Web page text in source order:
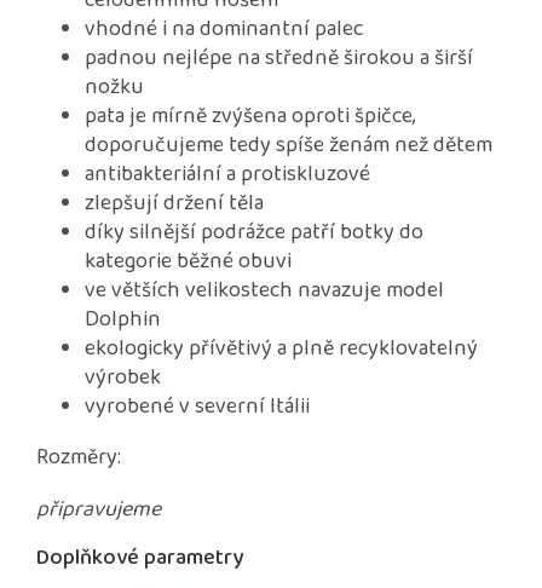
vhodné i na dominantní palec
padnou nejlépe na středně širokou a širší
nožku
pata je mírně zvýšena oproti špičce,
doporučujeme tedy spíše ženám než dětem
antibakteriální a protiskluzové
zlepšují držení těla
díky silnější podrážce patří botky do
kategorie běžné obuvi
ve větších velikostech navazuje model
Dolphin
ekologicky přívětivý a plně recyklovatelný
výrobek
vyrobené v severní Itálii
Rozměry:
připravujeme
Doplňkové parametry